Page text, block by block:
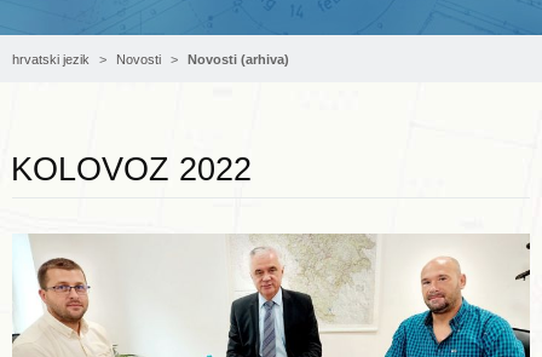
hrvatski jezik Novosti Novosti (arhiva)
KOLOVOZ 2022